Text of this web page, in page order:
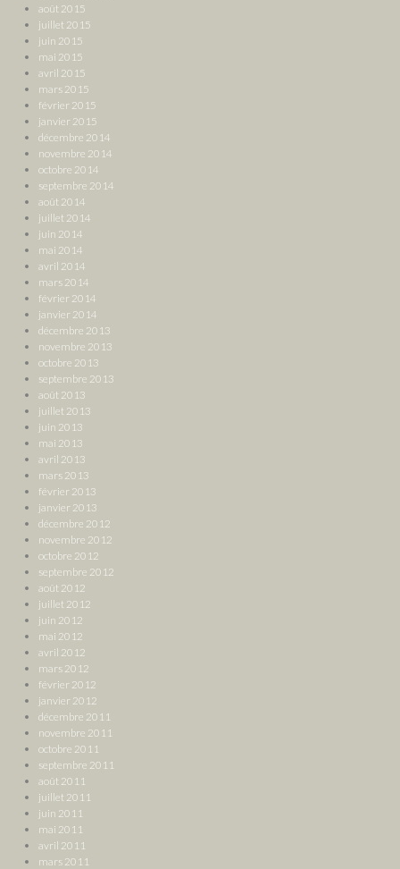
août 2015
juillet 2015
juin 2015
mai 2015
avril 2015
mars 2015
février 2015
janvier 2015
décembre 2014
novembre 2014
octobre 2014
septembre 2014
août 2014
juillet 2014
juin 2014
mai 2014
avril 2014
mars 2014
février 2014
janvier 2014
décembre 2013
novembre 2013
octobre 2013
septembre 2013
août 2013
juillet 2013
juin 2013
mai 2013
avril 2013
mars 2013
février 2013
janvier 2013
décembre 2012
novembre 2012
octobre 2012
septembre 2012
août 2012
juillet 2012
juin 2012
mai 2012
avril 2012
mars 2012
février 2012
janvier 2012
décembre 2011
novembre 2011
octobre 2011
septembre 2011
août 2011
juillet 2011
juin 2011
mai 2011
avril 2011
mars 2011